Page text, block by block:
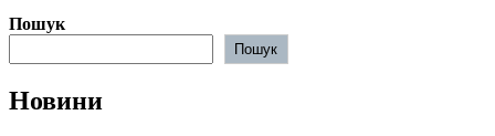
Пошук
Пошук
Новини